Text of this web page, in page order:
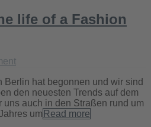
life of a Fashion
Berlin hat begonnen und wir sind
den neuesten Trends auf dem
uns auch in den Straßen rund um
um Read more